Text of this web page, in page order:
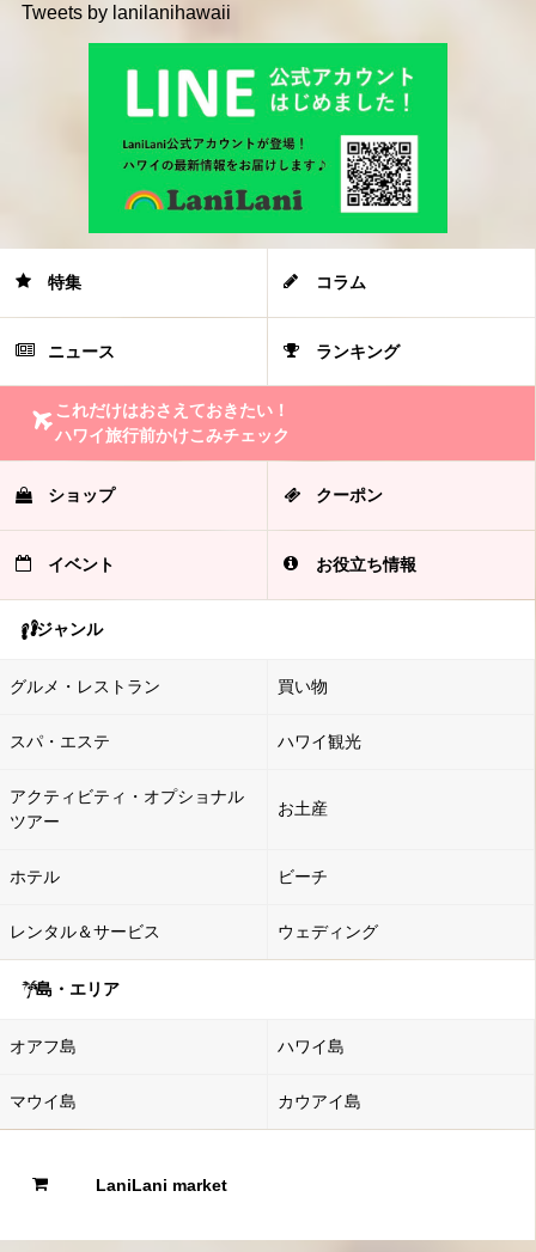
Tweets by lanilanihawaii
特集 コラム
ニュース ランキング
これだけはおさえておきたい！
ハワイ旅行前かけこみチェック
ショップ クーポン
イベント お役立ち情報
ジャンル
グルメ・レストラン 買い物
スパ・エステ ハワイ観光
アクティビティ・オプショナル
ツアー
お土産
ホテル ビーチ
レンタル＆サービス ウェディング
島・エリア
オアフ島 ハワイ島
マウイ島 カウアイ島
LaniLani market